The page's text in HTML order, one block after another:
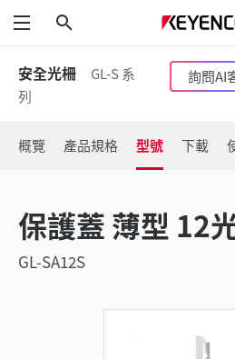
功能表
安全光柵
GL-S 系
列
詢問AI
概覽 產品規格 型號 下載
保護蓋 薄型 12
GL-SA12S